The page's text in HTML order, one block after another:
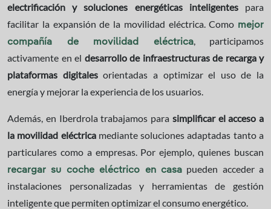
electrificación y soluciones energéticas inteligentespara
facilitar la expansión de la movilidad eléctrica. Como mejor
compañía de movilidad eléctrica, participamos
activamente en el desarrollo de infraestructuras de recarga y
plataformas digitalesorientadas a optimizar el uso de la
energía y mejorar la experiencia de los usuarios.
Además, en Iberdrola trabajamos para simplificar el acceso a
la movilidad eléctrica mediante soluciones adaptadas tanto a
particulares como a empresas. Por ejemplo, quienes buscan
recargar su coche eléctrico en casapueden acceder a
instalaciones personalizadas y herramientas de gestión
inteligente que permiten optimizar el consumo energético.